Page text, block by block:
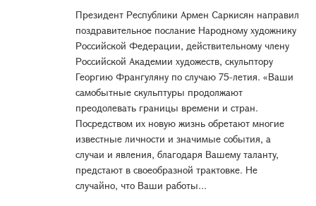
Президент Республики Армен Саркисян направил
поздравительное послание Народному художнику
Российской Федерации, действительному члену
Российской Академии художеств, скульптору
Георгию Франгуляну по случаю 75-летия. «Ваши
самобытные скульптуры продолжают
преодолевать границы времени и стран.
Посредством их новую жизнь обретают многие
известные личности и значимые события, а
случаи и явления, благодаря Вашему таланту,
предстают в своеобразной трактовке. Не
случайно, что Ваши работы...